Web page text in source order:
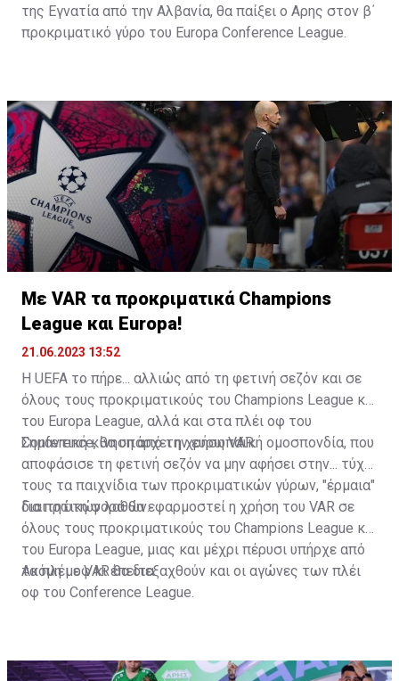
της Εγνατία από την Αλβανία, θα παίξει ο Αρης στον β΄
προκριματικό γύρο του Europa Conference League.
«Κλεάνθης Βικελίδης» τη ρεβάνς, στις 3/8.
Με VAR τα προκριματικά Champions
League και Europa!
21.06.2023 13:52
Η UEFA το πήρε... αλλιώς από τη φετινή σεζόν και σε
όλους τους προκριματικούς του Champions League και
του Europa League, αλλά και στα πλέι οφ του
Conference, θα υπάρχει η χρήση VAR.
Σημαντική κίνηση από την ευρωπαϊκή ομοσπονδία, που
αποφάσισε τη φετινή σεζόν να μην αφήσει στην... τύχη
τους τα παιχνίδια των προκριματικών γύρων, "έρμαια"
διαιτητικών λαθών.
Για πρώτη φορά θα εφαρμοστεί η χρήση του VAR σε
όλους τους προκριματικούς του Champions League και
του Europa League, μιας και μέχρι πέρυσι υπήρχε από
τα πλέι οφ κι έπειτα.
Ακόμη με VAR θα διεξαχθούν και οι αγώνες των πλέι
οφ του Conference League.